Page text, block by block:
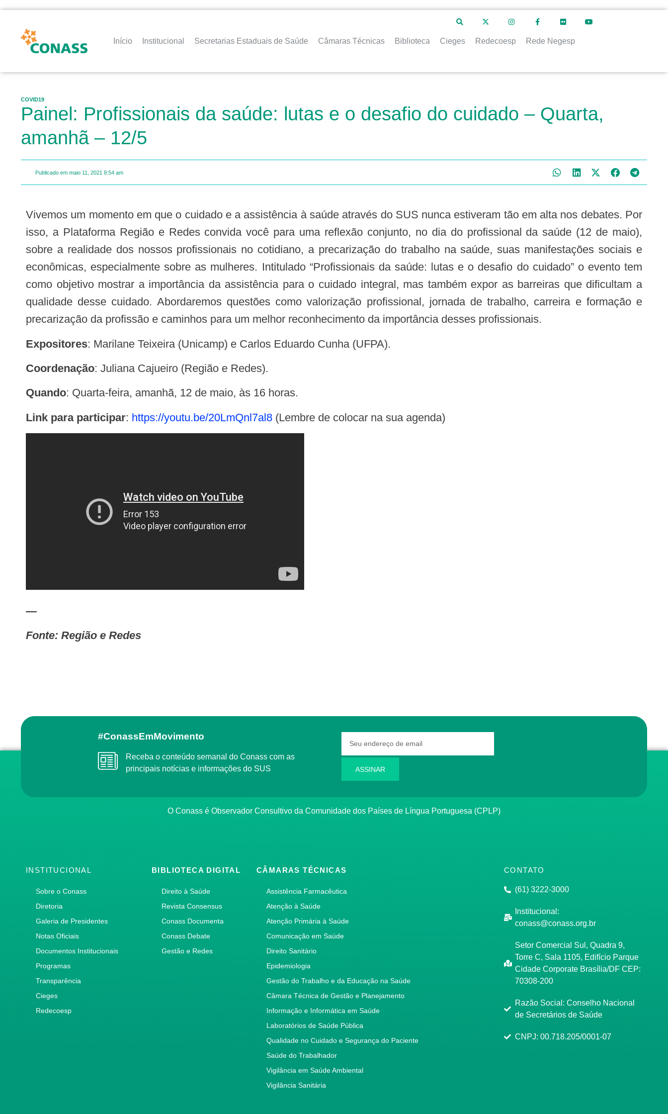
Início Institucional Secretarias Estaduais de Saúde Câmaras Técnicas Biblioteca Cieges Redecoesp Rede Negesp
COVID19
Painel: Profissionais da saúde: lutas e o desafio do cuidado – Quarta,
amanhã – 12/5
Publicado em maio 11, 2021 8:54 am
Vivemos um momento em que o cuidado e a assistência à saúde através do SUS nunca estiveram tão em alta nos debates. Por
isso, a Plataforma Região e Redes convida você para uma reflexão conjunto, no dia do profissional da saúde (12 de maio),
sobre a realidade dos nossos profissionais no cotidiano, a precarização do trabalho na saúde, suas manifestações sociais e
econômicas, especialmente sobre as mulheres. Intitulado “Profissionais da saúde: lutas e o desafio do cuidado” o evento tem
como objetivo mostrar a importância da assistência para o cuidado integral, mas também expor as barreiras que dificultam a
qualidade desse cuidado. Abordaremos questões como valorização profissional, jornada de trabalho, carreira e formação e
precarização da profissão e caminhos para um melhor reconhecimento da importância desses profissionais.
Expositores: Marilane Teixeira (Unicamp) e Carlos Eduardo Cunha (UFPA).
Coordenação: Juliana Cajueiro (Região e Redes).
Quando: Quarta-feira, amanhã, 12 de maio, às 16 horas.
Link para participar: https://youtu.be/20LmQnl7al8 (Lembre de colocar na sua agenda)
—
Fonte: Região e Redes
#ConassEmMovimento
Receba o conteúdo semanal do Conass com as
principais notícias e informações do SUS
ASSINAR
O Conass é Observador Consultivo da Comunidade dos Países de Língua Portuguesa (CPLP)
INSTITUCIONAL
Sobre o Conass
Diretoria
Galeria de Presidentes
Notas Oficiais
Documentos Institucionais
Programas
Transparência
Cieges
Redecoesp
BIBLIOTECA DIGITAL
Direito à Saúde
Revista Consensus
Conass Documenta
Conass Debate
Gestão e Redes
CÂMARAS TÉCNICAS
Assistência Farmacêutica
Atenção à Saúde
Atenção Primária à Saúde
Comunicação em Saúde
Direito Sanitário
Epidemiologia
Gestão do Trabalho e da Educação na Saúde
Câmara Técnica de Gestão e Planejamento
Informação e Informática em Saúde
Laboratórios de Saúde Pública
Qualidade no Cuidado e Segurança do Paciente
Saúde do Trabalhador
Vigilância em Saúde Ambiental
Vigilância Sanitária
CONTATO
(61) 3222-3000
Institucional:
conass@conass.org.br
Setor Comercial Sul, Quadra 9,
Torre C, Sala 1105, Edifício Parque
Cidade Corporate Brasília/DF CEP:
70308-200
Razão Social: Conselho Nacional
de Secretários de Saúde
CNPJ: 00.718.205/0001-07